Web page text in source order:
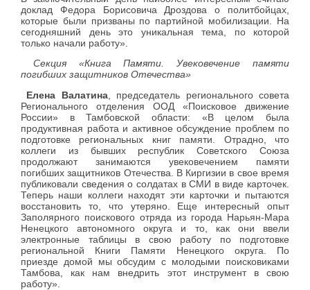
доклад Федора Борисовича Дроздова о политбойцах,
которые были призваны по партийной мобилизации. На
сегодняшний день это уникальная тема, по которой
только начали работу».
Секция «Книга Памяти. Увековечение памяти
погибших защитников Отечества»
Елена Валатина, председатель регионального совета
Регионального отделения ООД «Поисковое движение
России» в Тамбовской области: «В целом была
продуктивная работа и активное обсуждение проблем по
подготовке региональных книг памяти. Отрадно, что
коллеги из бывших республик Советского Союза
продолжают занимаются увековечением памяти
погибших защитников Отечества. В Киргизии в свое время
публиковали сведения о солдатах в СМИ в виде карточек.
Теперь наши коллеги находят эти карточки и пытаются
восстановить то, что утеряно. Еще интересный опыт
Заполярного поискового отряда из города Нарьян-Мара
Ненецкого автономного округа и то, как они ввели
электронные таблицы в свою работу по подготовке
региональной Книги Памяти Ненецкого округа. По
приезде домой мы обсудим с молодыми поисковиками
Тамбова, как нам внедрить этот инструмент в свою
работу».